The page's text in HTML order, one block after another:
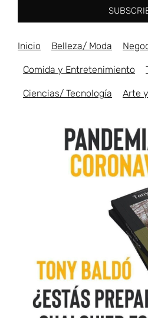
Inicio Belleza/ Moda
Comida y Entretenimiento
Ciencias/ Tecnología Arte